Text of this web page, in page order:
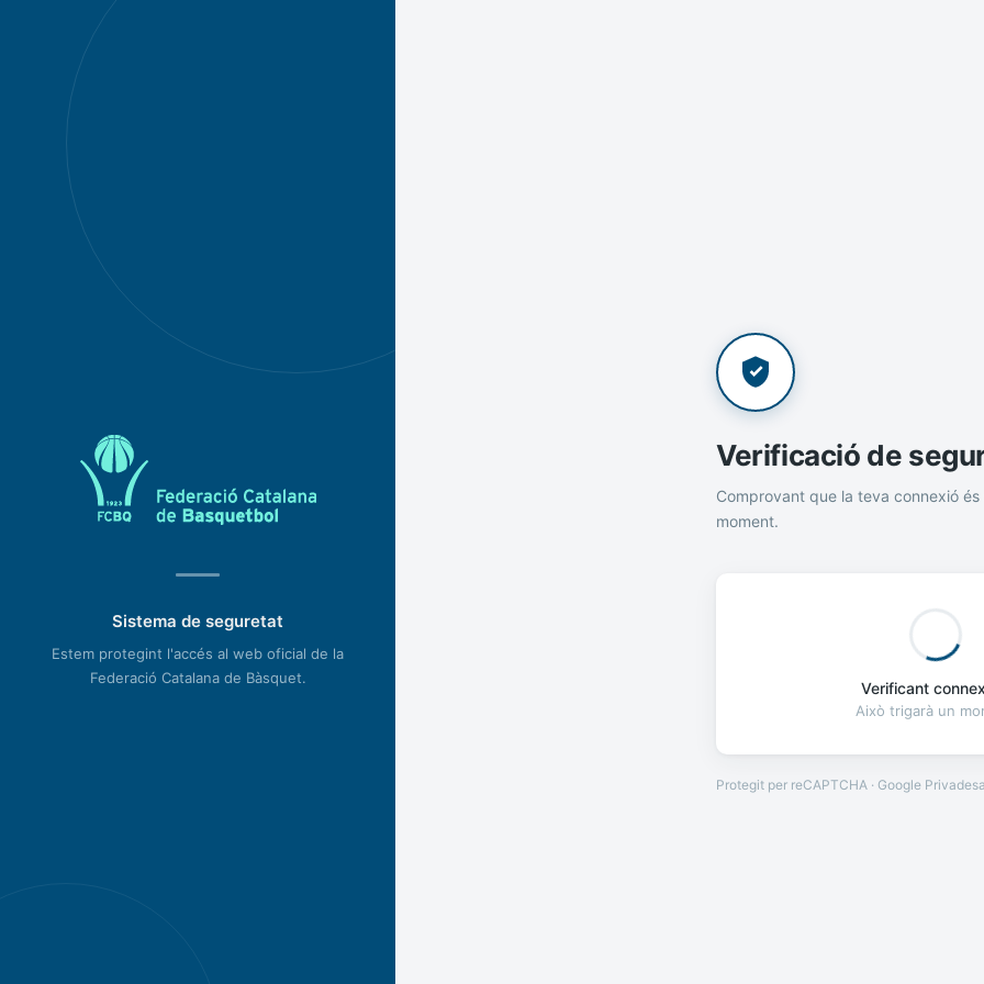
Sistema de seguretat
Estem protegint l'accés al web oficial de la
Federació Catalana de Bàsquet.
Verificació de
Comprovant que la teva connexió és
moment.
Verificant
Això trigarà un
Protegit per reCAPTCHA · Google Privadesa